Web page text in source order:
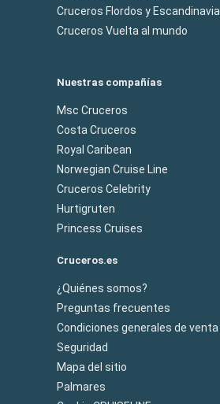
Cruceros Flordos y Escandinavia
Cruceros Vuelta al mundo
Nuestras compañías
Msc Cruceros
Costa Cruceros
Royal Caribean
Norwegian Cruise Line
Cruceros Celebrity
Hurtigruten
Princess Cruises
Cruceros.es
¿Quiénes somos?
Preguntas frecuentes
Condiciones generales de venta
Seguridad
Mapa del sitio
Palmares